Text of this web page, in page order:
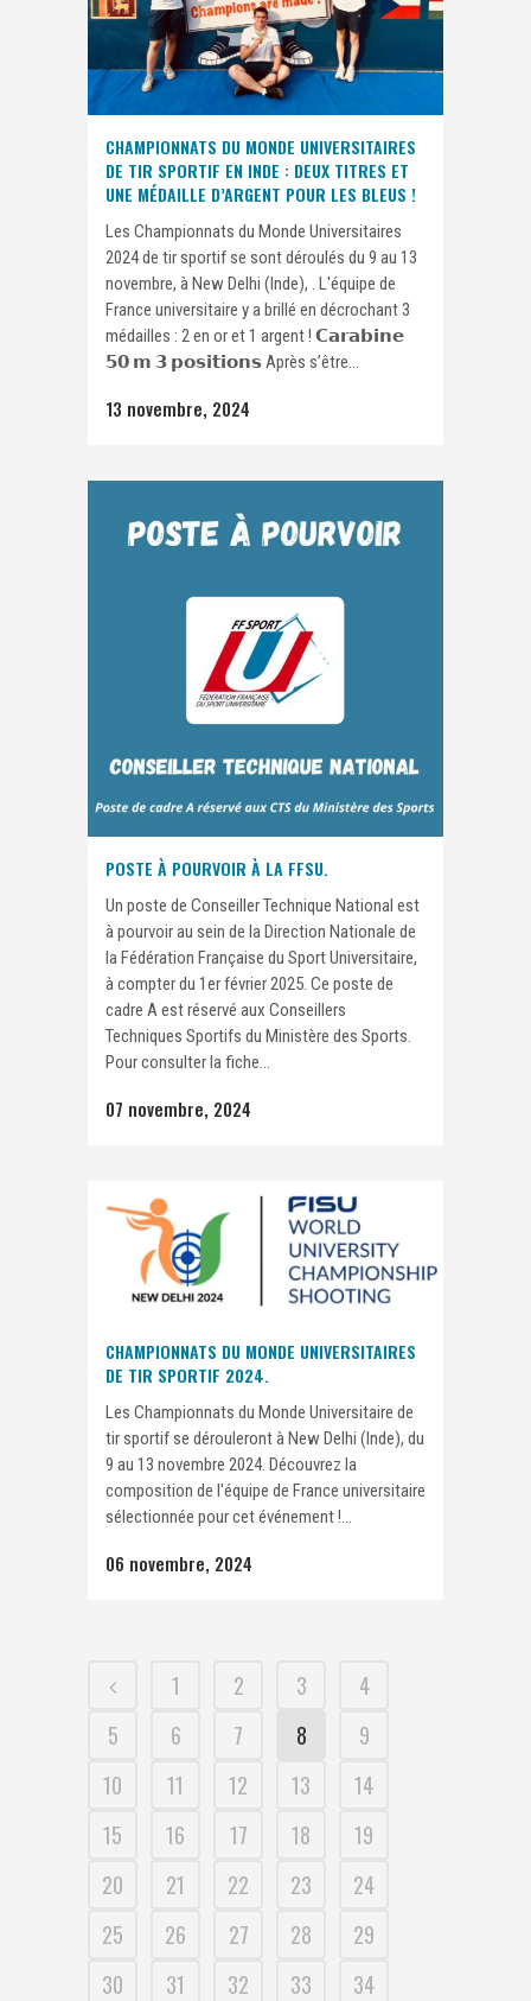
CHAMPIONNATS DU MONDE UNIVERSITAIRES
DE TIR SPORTIF EN INDE : DEUX TITRES ET
UNE MÉDAILLE D’ARGENT POUR LES BLEUS !
Les Championnats du Monde Universitaires
2024 de tir sportif se sont déroulés du 9 au 13
novembre, à New Delhi (Inde), . L'équipe de
France universitaire y a brillé en décrochant 3
médailles : 2 en or et 1 argent ! 𝗖𝗮𝗿𝗮𝗯𝗶𝗻𝗲
𝟱𝟬 𝗺 𝟯 𝗽𝗼𝘀𝗶𝘁𝗶𝗼𝗻𝘀 Après s’être...
13 novembre, 2024
POSTE À POURVOIR À LA FFSU.
Un poste de Conseiller Technique National est
à pourvoir au sein de la Direction Nationale de
la Fédération Française du Sport Universitaire,
à compter du 1er février 2025. Ce poste de
cadre A est réservé aux Conseillers
Techniques Sportifs du Ministère des Sports.
Pour consulter la fiche...
07 novembre, 2024
CHAMPIONNATS DU MONDE UNIVERSITAIRES
DE TIR SPORTIF 2024.
Les Championnats du Monde Universitaire de
tir sportif se dérouleront à New Delhi (Inde), du
9 au 13 novembre 2024. Découvrez la
composition de l'équipe de France universitaire
sélectionnée pour cet événement !...
06 novembre, 2024
1 2 3
4
5
6 7 8
9
10
11 12 13
14
15
16 17 18
19
20
21 22 23
24
25
26 27 28
29
30
31 32 33
34